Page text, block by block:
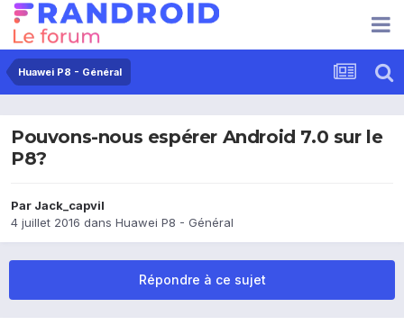
Huawei P8 - Général
Pouvons-nous espérer Android 7.0 sur le
P8?
Par Jack_capvil
4 juillet 2016 dans Huawei P8 - Général
Répondre à ce sujet